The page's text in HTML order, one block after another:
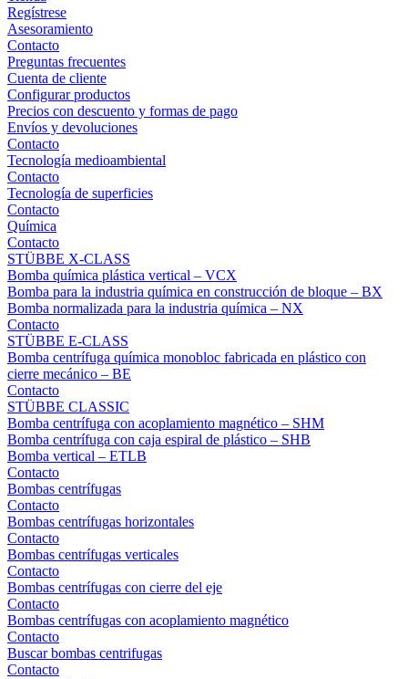
Regístrese
Asesoramiento
Contacto
Preguntas frecuentes
Cuenta de cliente
Configurar productos
Precios con descuento y formas de pago
Envíos y devoluciones
Contacto
Tecnología medioambiental
Contacto
Tecnología de superficies
Contacto
Química
Contacto
STÜBBE X-CLASS
Bomba química plástica vertical – VCX
Bomba para la industria química en construcción de bloque – BX
Bomba normalizada para la industria química – NX
Contacto
STÜBBE E-CLASS
Bomba centrífuga química monobloc fabricada en plástico con
cierre mecánico – BE
Contacto
STÜBBE CLASSIC
Bomba centrífuga con acoplamiento magnético – SHM
Bomba centrífuga con caja espiral de plástico – SHB
Bomba vertical – ETLB
Contacto
Bombas centrífugas
Contacto
Bombas centrífugas horizontales
Contacto
Bombas centrífugas verticales
Contacto
Bombas centrífugas con cierre del eje
Contacto
Bombas centrífugas con acoplamiento magnético
Contacto
Buscar bombas centrifugas
Contacto